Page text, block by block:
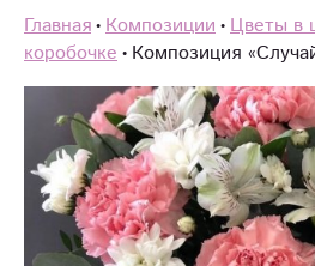
Главная Композиции Цветы в
коробочке Композиция